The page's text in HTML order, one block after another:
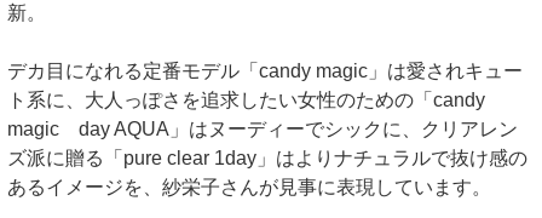
新。
デカ目になれる定番モデル「candy magic」は愛されキュー
ト系に、大人っぽさを追求したい女性のための「candy
magic day AQUA」はヌーディーでシックに、クリアレン
ズ派に贈る「pure clear 1day」はよりナチュラルで抜け感の
あるイメージを、紗栄子さんが見事に表現しています。